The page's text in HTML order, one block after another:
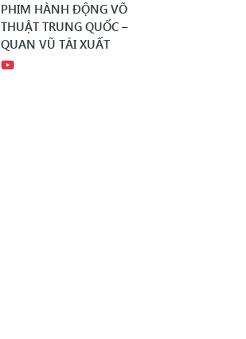
PHIM HÀNH ĐỘNG VÕ
THUẬT TRUNG QUỐC –
QUAN VŨ TÁI XUẤT